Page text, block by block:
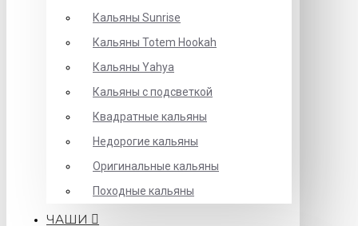
Кальяны Sunrise
Кальяны Totem Hookah
Кальяны Yahya
Кальяны с подсветкой
Квадратные кальяны
Недорогие кальяны
Оригинальные кальяны
Походные кальяны
ЧАШИ